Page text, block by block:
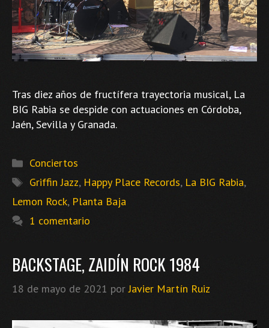
Tras diez años de fructífera trayectoria musical, La
BIG Rabia se despide con actuaciones en Córdoba,
Jaén, Sevilla y Granada.
Categorías
Conciertos
Etiquetas
Griffin Jazz, Happy Place Records, La BIG Rabia,
Lemon Rock, Planta Baja
1 comentario
BACKSTAGE, ZAIDÍN ROCK 1984
18 de mayo de 2021 porJavier Martín Ruiz